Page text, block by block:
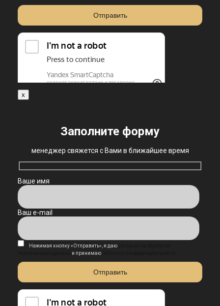
x
Заполните форму
менеджер свяжется с Вами в ближайшее время
Ваше имя
Ваш e-mail
Нажимая кнопку «Отправить», я даю
и принимаю